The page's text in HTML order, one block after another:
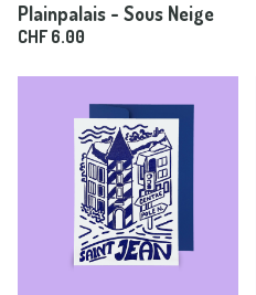
Plainpalais - Sous Neige
CHF 6.00